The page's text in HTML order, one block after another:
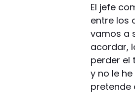
El jefe
entre los
vamos a
acordar,
perder el
y no le
pretende